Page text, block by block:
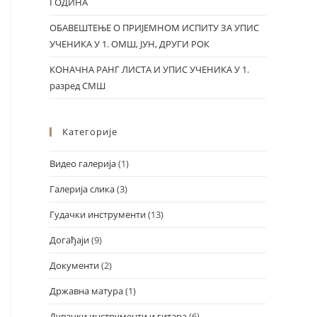
ОБАВЕШТЕЊЕ О ПРИЈЕМНОМ ИСПИТУ ЗА УПИС
УЧЕНИКА У 1. ОМШ, ЈУН, ДРУГИ РОК
КОНАЧНА РАНГ ЛИСТА И УПИС УЧЕНИКА У 1.
разред СМШ
Категорије
Видео галерија(1)
Галерија слика(3)
Гудачки инструменти(13)
Догађаји(9)
Документи(2)
Државна матура(1)